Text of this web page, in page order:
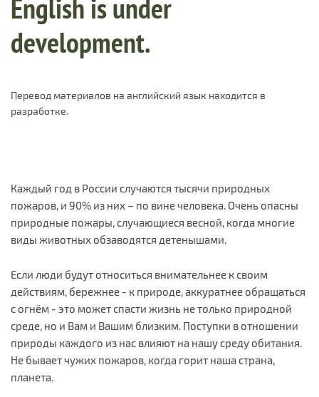
English is under
development.
Перевод материалов на английский язык находится в
разработке.
Каждый год в России случаются тысячи природных
пожаров, и 90% из них – по вине человека. Очень опасны
природные пожары, случающиеся весной, когда многие
виды животных обзаводятся детенышами.
Если люди будут относиться внимательнее к своим
действиям, бережнее - к природе, аккуратнее обращаться
с огнём - это может спасти жизнь не только природной
среде, но и Вам и Вашим близким. Поступки в отношении
природы каждого из нас влияют на нашу среду обитания.
Не бывает чужих пожаров, когда горит наша страна,
планета.